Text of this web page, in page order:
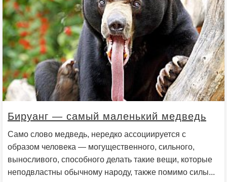
Бируанг — самый маленький медведь
Само слово медведь, нередко ассоциируется с
образом человека — могущественного, сильного,
выносливого, способного делать такие вещи, которые
неподвластны обычному народу, также помимо силы...